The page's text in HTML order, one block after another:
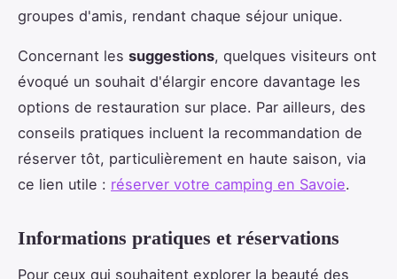
groupes d'amis, rendant chaque séjour unique.
Concernant les suggestions, quelques visiteurs ont
évoqué un souhait d'élargir encore davantage les
options de restauration sur place. Par ailleurs, des
conseils pratiques incluent la recommandation de
réserver tôt, particulièrement en haute saison, via
ce lien utile : réserver votre camping en Savoie.
Informations pratiques et réservations
Pour ceux qui souhaitent explorer la beauté des